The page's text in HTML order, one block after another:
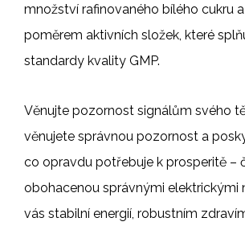
množství rafinovaného bílého cukru
poměrem aktivních složek, které
standardy kvality GMP.
Věnujte pozornost signálům svého
věnujete správnou pozornost a
co opravdu potřebuje k prosperitě –
obohacenou správnými elektrickými
vás stabilní energií, robustním